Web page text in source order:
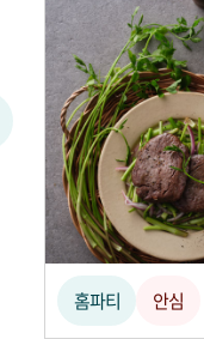
홈파티 안심